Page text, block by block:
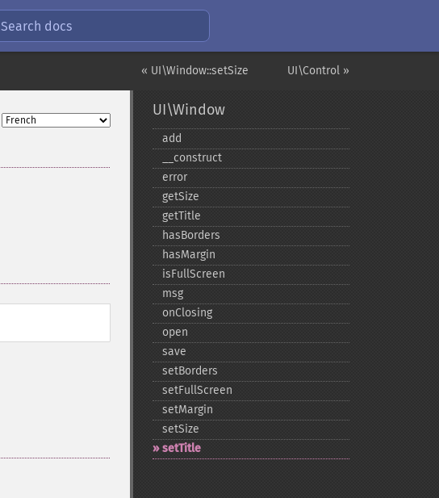
Search docs
UI\Control »
« UI\Window::setSize
UI\Window
add
_​_​construct
error
getSize
getTitle
hasBorders
hasMargin
isFullScreen
msg
onClosing
open
save
setBorders
setFullScreen
setMargin
setSize
setTitle